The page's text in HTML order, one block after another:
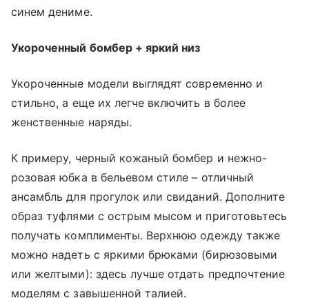
синем дениме.
Укороченный бомбер + яркий низ
Укороченные модели выглядят современно и
стильно, а еще их легче включить в более
женственные наряды.
К примеру, черный кожаный бомбер и нежно-
розовая юбка в бельевом стиле – отличный
ансамбль для прогулок или свиданий. Дополните
образ туфлями с острым мысом и приготовьтесь
получать комплименты. Верхнюю одежду также
можно надеть с яркими брюками (бирюзовыми
или желтыми): здесь лучше отдать предпочтение
моделям с завышенной талией.